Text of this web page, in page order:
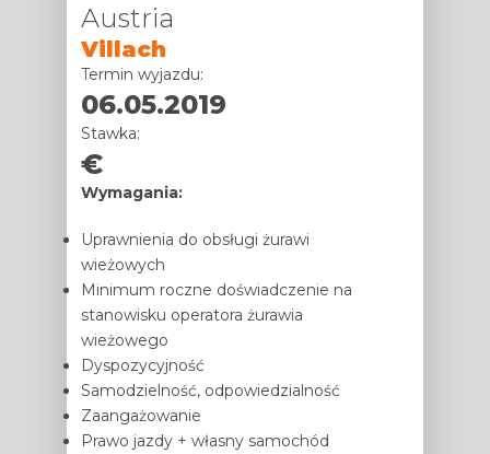
Austria
Villach
Termin wyjazdu:
06.05.2019
Stawka:
Wymagania:
Uprawnienia do obsługi żurawi
wieżowych
Minimum roczne doświadczenie na
stanowisku operatora żurawia
wieżowego
Dyspozycyjność
Samodzielność, odpowiedzialność
Zaangażowanie
Prawo jazdy + własny samochód